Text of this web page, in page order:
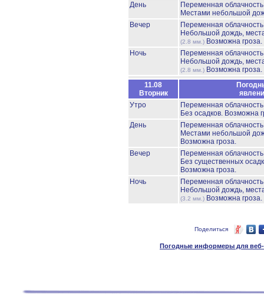
День
Переменная
Местами небольшой
Вечер
Переменная
Небольшой дождь,
(2.8 мм.) Возможна гроза.
Ночь
Переменная
Небольшой дождь,
(2.8 мм.) Возможна гроза.
11.08
Вторник
Утро
Переменная
Без осадков. Возможна
День
Переменная
Местами небольшой
Возможна гроза.
Вечер
Переменная
Без существенных
Возможна гроза.
Ночь
Переменная
Небольшой дождь,
(3.2 мм.) Возможна гроза.
Поделиться
Погодные информеры для веб-